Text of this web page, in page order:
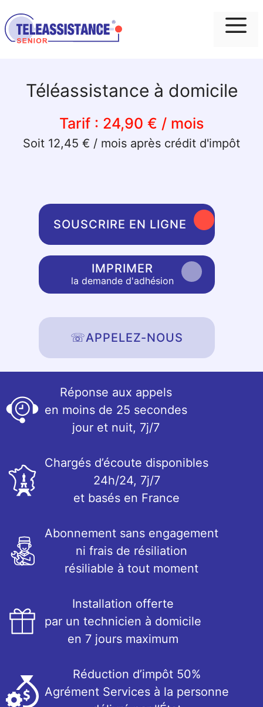
Téléassistance à domicile
Tarif : 24,90 € / mois
Soit 12,45 € / mois après crédit d'impôt
SOUSCRIRE EN LIGNE
IMPRIMER
la demande d'adhésion
☏APPELEZ-NOUS
Réponse aux appels
en moins de 25 secondes
jour et nuit, 7j/7
Chargés d’écoute disponibles
24h/24, 7j/7
et basés en France
Abonnement sans engagement
ni frais de résiliation
résiliable à tout moment
Installation offerte
par un technicien à domicile
en 7 jours maximum
Réduction d’impôt 50%
Agrément Services à la personne